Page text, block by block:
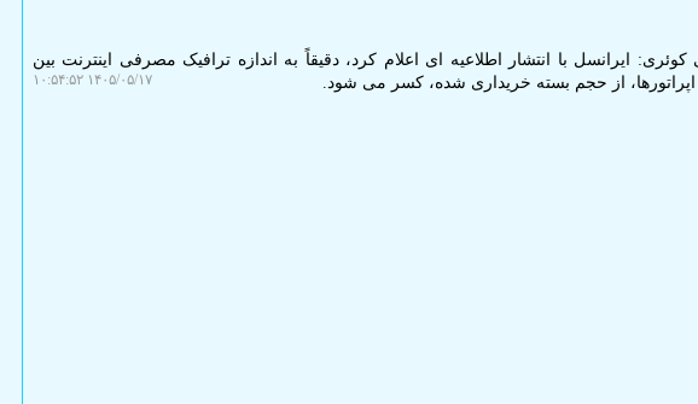
ایرانسل با انتشار اطلاعیه ای اعلام کرد، دقیقاً به اندازه ترافیک مصرفی اینترنت بین
اپراتورها، از حجم بسته خریداری شده، کسر می شود.
۱۴۰۵/۰۵/۱۷ ۱۰:۵۴:۵۲